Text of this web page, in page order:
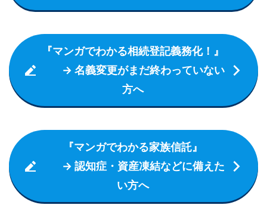
『マンガでわかる相続登記義務化！』
→ 名義変更がまだ終わっていない
方へ
『マンガでわかる家族信託』
→ 認知症・資産凍結などに備えた
い方へ